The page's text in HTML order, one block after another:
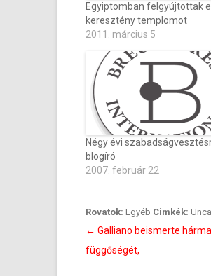
Egyiptomban felgyújtottak
keresztény templomot
2011. március 5
Négy évi
blogíró
2007. február 22
Rovatok: Egyéb Cimkék:
Bejegyzés
navigáció
← Galliano beismerte
függőségét,